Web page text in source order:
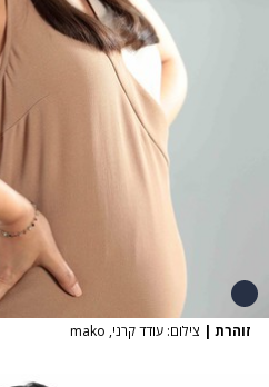
זוהרת צילום: עודד קרני, mako